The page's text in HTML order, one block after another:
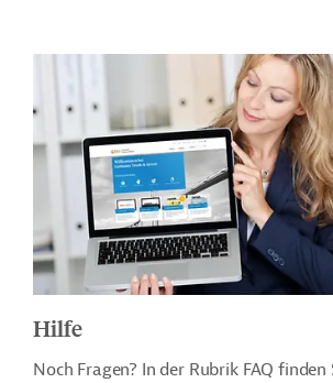
Hilfe
Noch Fragen? In der Rubrik FAQ